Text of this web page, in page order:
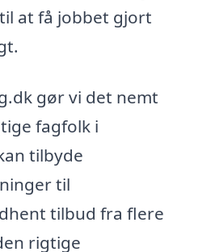
at få jobbet gjort
gør vi det nemt
fagfolk i
tilbyde
til
tilbud fra flere
rigtige